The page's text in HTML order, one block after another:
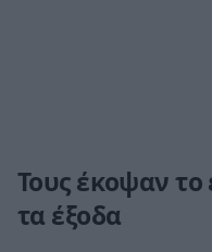
Τους έκοψαν το
τα έξοδα